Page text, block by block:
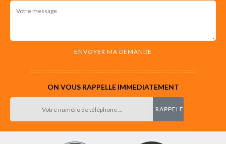
ON VOUS RAPPELLE IMMEDIATEMENT